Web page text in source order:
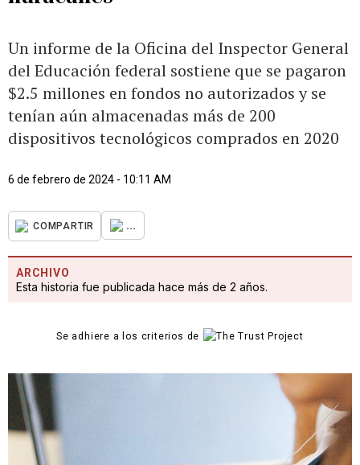
Un informe de la Oficina del Inspector General
del Educación federal sostiene que se pagaron
$2.5 millones en fondos no autorizados y se
tenían aún almacenadas más de 200
dispositivos tecnológicos comprados en 2020
6 de febrero de 2024 - 10:11 AM
COMPARTIR ...
ARCHIVO
Esta historia fue publicada hace más de 2 años.
Se adhiere a los criterios de